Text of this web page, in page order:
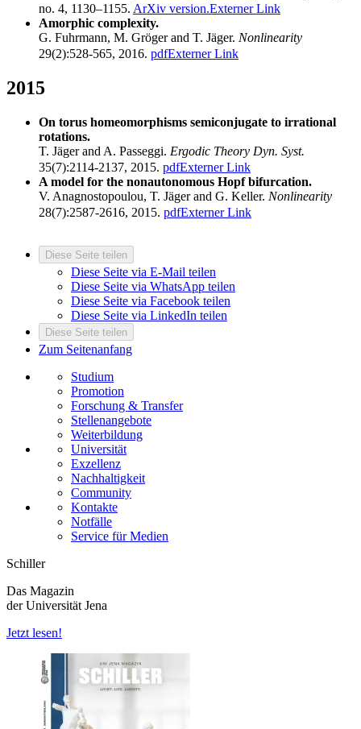
no. 4, 1130–1155. ArXiv version.Externer Link
Amorphic complexity.
G. Fuhrmann, M. Gröger and T. Jäger. Nonlinearity
29(2):528-565, 2016. pdfExterner Link
2015
On torus homeomorphisms semiconjugate to irrational
rotations.
T. Jäger and A. Passeggi. Ergodic Theory Dyn. Syst.
35(7):2114-2137, 2015. pdfExterner Link
A model for the nonautonomous Hopf bifurcation.
V. Anagnostopoulou, T. Jäger and G. Keller. Nonlinearity
28(7):2587-2616, 2015. pdfExterner Link
Diese Seite teilen
Diese Seite via E-Mail teilen
Diese Seite via WhatsApp teilen
Diese Seite via Facebook teilen
Diese Seite via LinkedIn teilen
Diese Seite teilen
Zum Seitenanfang
Studium
Promotion
Forschung & Transfer
Stellenangebote
Weiterbildung
Universität
Exzellenz
Nachhaltigkeit
Community
Kontakte
Notfälle
Service für Medien
Schiller
Das Magazin
der Universität Jena
Jetzt lesen!